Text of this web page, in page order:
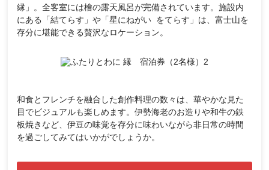
縁」。全客室には檜の露天風呂が完備されています。施設内
にある「結てらす」や「星にねがい をてらす」は、富士山を
存分に堪能できる贅沢なロケーション。
和食とフレンチを融合した創作料理の数々は、華やかな見た
目でビジュアルも楽しめます。伊勢海老のお造りや和牛の鉄
板焼きなど、伊豆の味覚を存分に味わいながら非日常の時間
を過ごしてみてはいかがでしょうか。